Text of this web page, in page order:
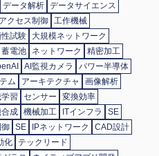
データ解析 データサイエンス
アクセス制御 工作機械
試験
大規模ネットワーク
蓄電池 ネットワーク
精密加工
AI監視カメラ
パワー半導体
ム アーキテクチャ
画像解析
習 センサー
変換効率
成 機械加工 ITインフラ
SE
御 SE IPネットワーク
CAD設計
化
テックリード